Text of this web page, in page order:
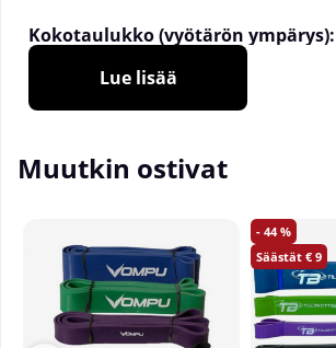
Kokotaulukko (vyötärön ympärys):
XS: 70 – 85cm
S: 75 – 95cm
M: 80 – 100cm
XL: 90 – 110cm
BB Lifting Belt on erittäin pehmeä
tarjoaa hyvän tuen ja vakauden
nostoissa kuntosalilla. Kun laitat
huomaat nopeasti miten nahka
mukana, ja mitä enemmän sitä
Lue lisää
Muutkin ostivat
44
9